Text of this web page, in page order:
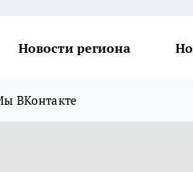
Новости региона
ВКонтакте